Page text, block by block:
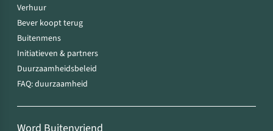
Verhuur
Bever koopt terug
Buitenmens
Initiatieven & partners
Duurzaamheidsbeleid
FAQ: duurzaamheid